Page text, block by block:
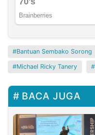
Bantuan Sembako Sorong
Michael Ricky Tanery
BACA JUGA